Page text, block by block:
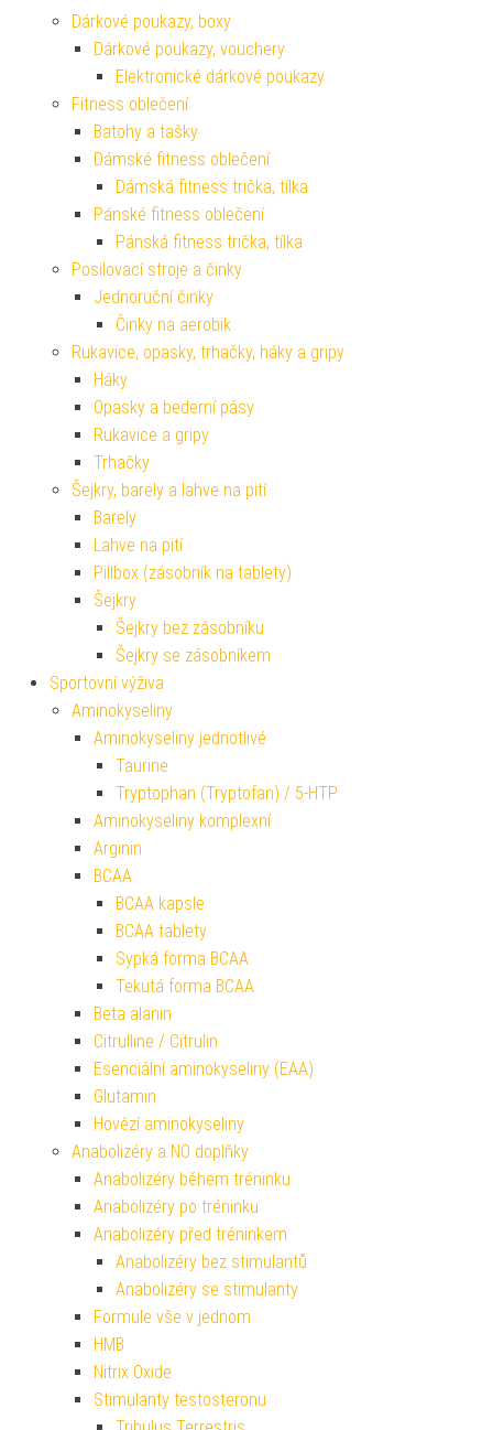
Dárkové poukazy, boxy
Dárkové poukazy, vouchery
Elektronické dárkové poukazy
Fitness oblečení
Batohy a tašky
Dámské fitness oblečení
Dámská fitness trička, tílka
Pánské fitness oblečení
Pánská fitness trička, tílka
Posilovací stroje a činky
Jednoruční činky
Činky na aerobik
Rukavice, opasky, trhačky, háky a gripy
Háky
Opasky a bederní pásy
Rukavice a gripy
Trhačky
Šejkry, barely a lahve na pití
Barely
Lahve na pití
Pillbox (zásobník na tablety)
Šejkry
Šejkry bez zásobníku
Šejkry se zásobníkem
Sportovní výživa
Aminokyseliny
Aminokyseliny jednotlivé
Taurine
Tryptophan (Tryptofan) / 5-HTP
Aminokyseliny komplexní
Arginin
BCAA
BCAA kapsle
BCAA tablety
Sypká forma BCAA
Tekutá forma BCAA
Beta alanin
Citrulline / Citrulin
Esenciální aminokyseliny (EAA)
Glutamin
Hovězí aminokyseliny
Anabolizéry a NO doplňky
Anabolizéry během tréninku
Anabolizéry po tréninku
Anabolizéry před tréninkem
Anabolizéry bez stimulantů
Anabolizéry se stimulanty
Formule vše v jednom
HMB
Nitrix Oxide
Stimulanty testosteronu